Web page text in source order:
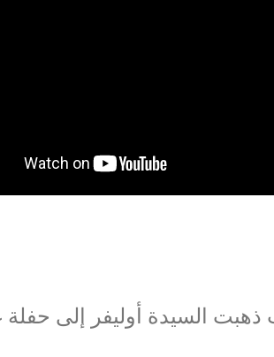
السيدة أوليفر إلى حفلة